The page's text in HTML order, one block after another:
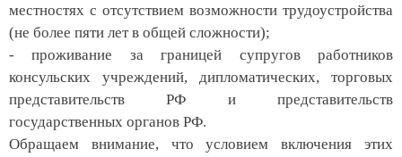
местностях с отсутствием возможности трудоустройства
(не более пяти лет в общей сложности);
- проживание за границей супругов работников
консульских учреждений, дипломатических, торговых
представительств РФ и представительств
государственных органов РФ.
Обращаем внимание, что условием включения этих